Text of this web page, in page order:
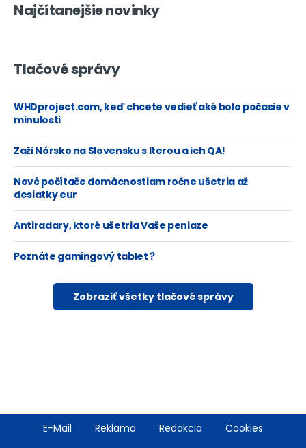
Najčítanejšie novinky
Tlačové správy
WHDproject.com, keď chcete vedieť aké bolo počasie v
minulosti
Zaži Nórsko na Slovensku s Iterou a ich QA!
Nové počítače domácnostiam ročne ušetria až
desiatky eur
Antiradary, ktoré ušetria Vaše peniaze
Poznáte gamingový tablet ?
Zobraziť všetky tlačové správy
FooterE-Mail Reklama Redakcia Cookies